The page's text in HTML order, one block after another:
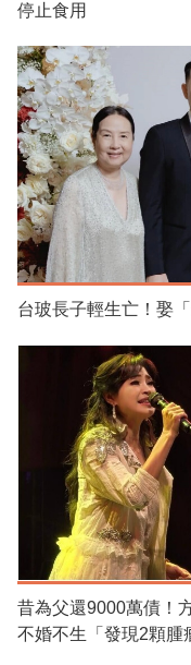
停止食用
台玻長子輕生亡！娶
昔為父還9000萬債！
不婚不生「發現2顆腫